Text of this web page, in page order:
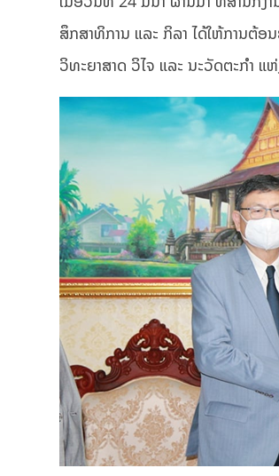
ສຶກສາທິການ ແລະ ກິລາ ໄດ້ໃຫ້ການຕ້ອ
ວິທະຍາສາດ ວິໄຈ ແລະ ນະວັດຕະກຳ